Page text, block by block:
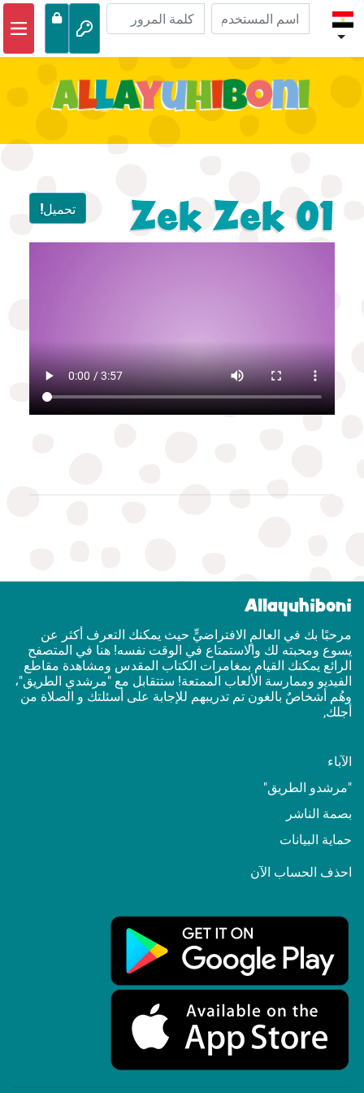
مغامرات الكتاب المقدس
أنشطة
Zek Zek 01 تحميل!
Allayuhiboni
مرحبًا بك في العالمٍ الافتراضيٍّ حيث يمكنك التعرف أكثر عن
يسوع ومحبته لك والاستمتاع في الوقت نفسه! هنا في المتصفح
الرائع يمكنك القيام بمغامرات الكتاب المقدس ومشاهدة مقاطع
الفيديو وممارسة الألعاب الممتعة! ستتقابل مع "مرشدي الطريق"،
وهُم أشخاصٌ بالغون تم تدريبهم للإجابة على أسئلتك و الصلاة من
أجلك,
الآباء
"مرشدو الطريق"
بصمة الناشر
حماية البيانات
احذف الحساب الآن